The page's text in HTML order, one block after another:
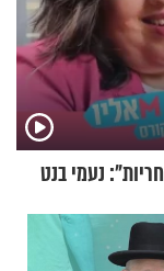
נעמי בנט